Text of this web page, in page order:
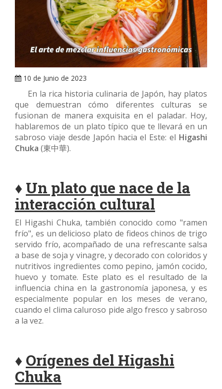
10 de Junio de 2023
En la rica historia culinaria de Japón, hay platos
que demuestran cómo diferentes culturas se
fusionan de manera exquisita en el paladar. Hoy,
hablaremos de un plato típico que te llevará en un
sabroso viaje desde Japón hacia el Este: el Higashi
Chuka (東中華).
♦ Un plato que nace de la
interacción cultural
El Higashi Chuka, también conocido como "ramen
frío", es un delicioso plato de fideos chinos de trigo
servido frío, acompañado de una refrescante salsa
a base de soja y vinagre, y decorado con coloridos y
nutritivos ingredientes como pepino, jamón cocido,
huevo y tomate. Este plato es el resultado de la
influencia china en la gastronomía japonesa, y es
especialmente popular en los meses de verano,
cuando el clima caluroso pide algo fresco y sabroso
a la vez.
♦ Orígenes del Higashi
Chuka